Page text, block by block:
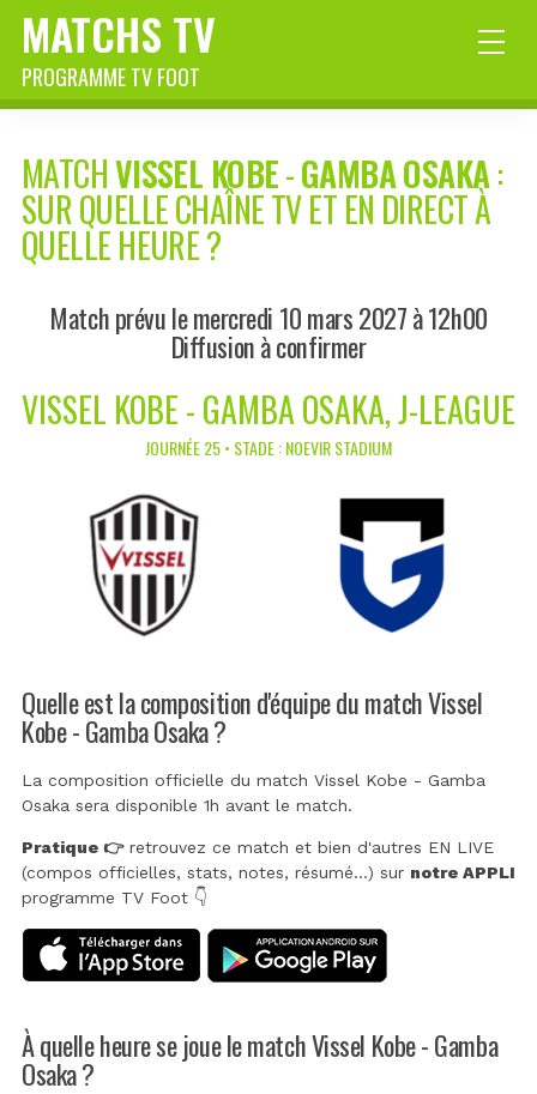
MATCHS TV
PROGRAMME TV FOOT
MATCHVISSEL KOBE-GAMBA OSAKA:
SUR QUELLE CHAÎNE TV ET EN DIRECT À
QUELLE HEURE ?
Match prévu le mercredi 10 mars 2027 à 12h00
Diffusion à confirmer
VISSEL KOBE - GAMBA OSAKA, J-LEAGUE
JOURNÉE 25 • STADE : NOEVIR STADIUM
Quelle est la composition d'équipe du match Vissel
Kobe - Gamba Osaka ?
La composition officielle du match Vissel Kobe - Gamba
Osaka sera disponible 1h avant le match.
Pratique 👉retrouvez ce match et bien d'autres EN LIVE
(compos officielles, stats, notes, résumé...) sur notre APPLI
programme TV Foot 👇
À quelle heure se joue le match Vissel Kobe - Gamba
Osaka ?